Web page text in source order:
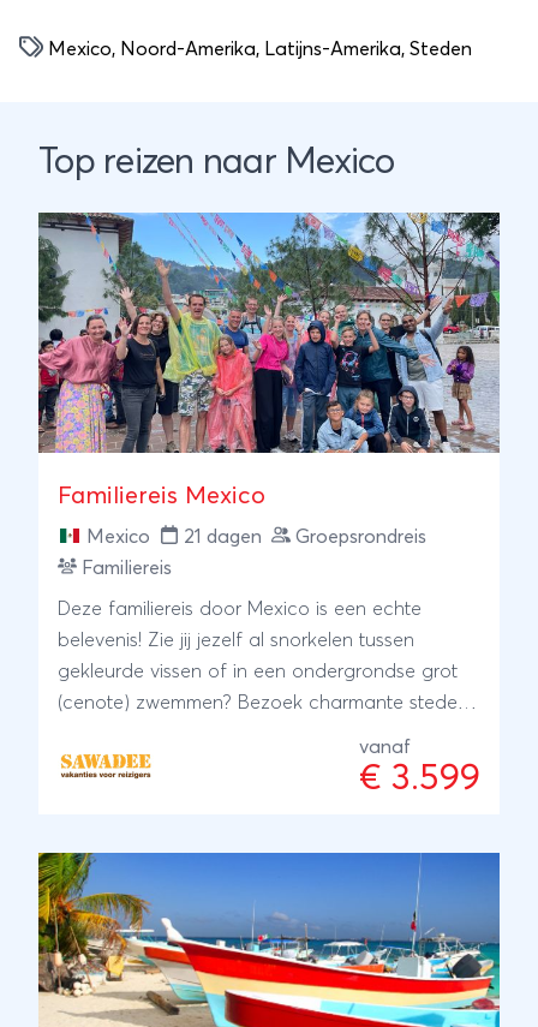
Mexico, Noord-Amerika, Latijns-Amerika, Steden
Top reizen naar Mexico
Familiereis Mexico
Mexico 21 dagen
Groepsrondreis
Familiereis
Deze familiereis door Mexico is een echte
belevenis! Zie jij jezelf al snorkelen tussen
gekleurde vissen of in een ondergrondse grot
(cenote) zwemmen? Bezoek charmante steden
en kleine inheemse volken. Ontdek piramides in
de jungle, vaar met een bootje door een smalle
hoe lang flamingo's op één been kunnen staan.
En vergeet niet te genieten van een heerlijke
echte Mexicaanse taco! Aan het einde van de
reis is het heerlijk luieren op een wit zandstrand
aan de kristalheldere turkoois blauwe zee.
vanaf
€ 3.599